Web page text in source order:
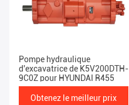
Pompe hydraulique
d'excavatrice de K5V200DTH-
9C0Z pour HYUNDAI R455
Obtenez le meilleur prix